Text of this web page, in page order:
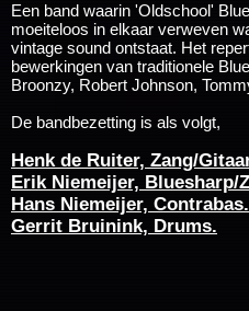
Een band waarin 'Oldschool'
moeiteloos in elkaar verweven
vintage sound ontstaat. Het
bewerkingen van traditionele
Broonzy, Robert Johnson,
De bandbezetting is als volgt,
Henk de Ruiter, Zang/
Erik Niemeijer, Bluesharp/
Hans Niemeijer, Contrabas.
Gerrit Bruinink, Drums.